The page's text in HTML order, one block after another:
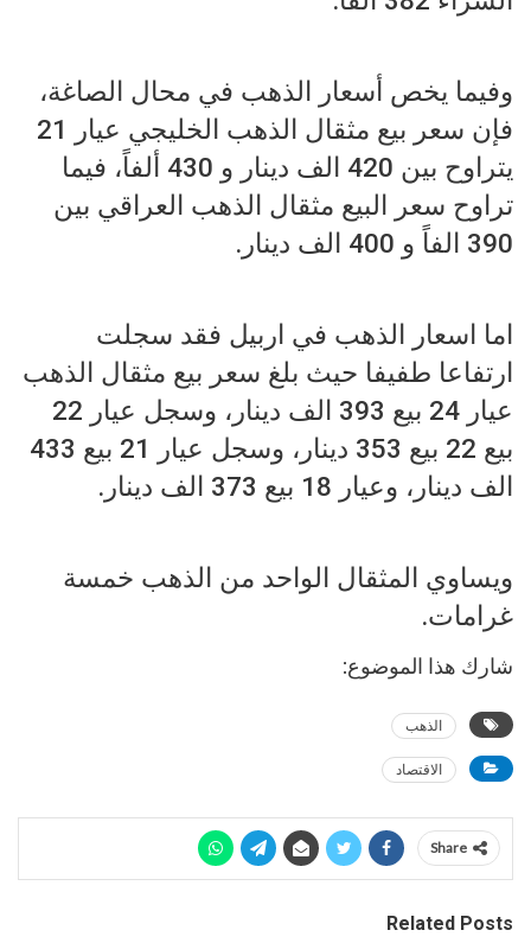
وفيما يخص أسعار الذهب في محال الصاغة،
فإن سعر بيع مثقال الذهب الخليجي عيار 21
يتراوح بين 420 الف دينار و 430 ألفاً، فيما
تراوح سعر البيع مثقال الذهب العراقي بين
390 الفاً و 400 الف دينار.
اما اسعار الذهب في اربيل فقد سجلت
ارتفاعا طفيفا حيث بلغ سعر بيع مثقال الذهب
عيار 24 بيع 393 الف دينار، وسجل عيار 22
بيع 22 بيع 353 دينار، وسجل عيار 21 بيع 433
الف دينار، وعيار 18 بيع 373 الف دينار.
ويساوي المثقال الواحد من الذهب خمسة
غرامات.
شارك هذا الموضوع:
الذهب
الاقتصاد
Share
Related Posts